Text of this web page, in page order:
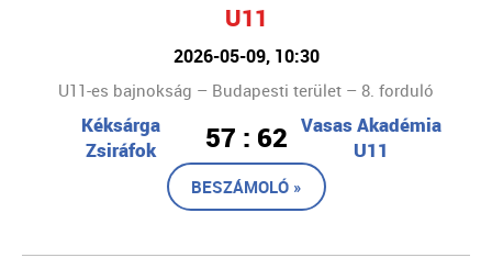
U11
2026-05-09, 10:30
U11-es bajnokság – Budapesti terület – 8. forduló
Kéksárga
Zsiráfok
57 : 62 Vasas Akadémia
U11
BESZÁMOLÓ »